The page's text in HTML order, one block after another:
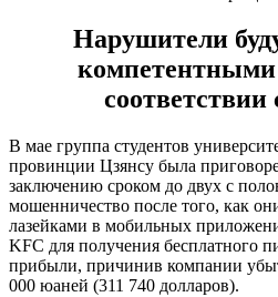
Нарушители
соответствии
В мае группа студентов
провинции Цзянсу была
заключению сроком до двух с
мошенничество после того, как
лазейками в мобильных
KFC для получения бесплатного
прибыли, причинив компании
000 юаней (311 740 долларов).